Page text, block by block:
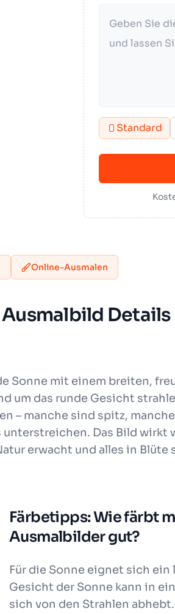
Standard
Online-Ausmalen
Details
mit einem breiten,
um das runde Gesicht
– manche sind spitz,
Das Bild wirkt
erwacht und alles in Blüte
Färbetipps: Wie färbt
Ausmalbilder gut?
Für die Sonne eignet sich ein
Gesicht der Sonne kann in
sich von den Strahlen